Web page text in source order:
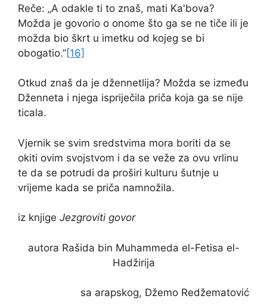
Reče: „A odakle ti to znaš, mati Ka'bova?
Možda je govorio o onome što ga se ne tiče ili je
možda bio škrt u imetku od kojeg se bi
obogatio.”[16]
Otkud znaš da je džennetlija? Možda se između
Dženneta i njega ispriječila priča koja ga se nije
ticala.
Vjernik se svim sredstvima mora boriti da se
okiti ovim svojstvom i da se veže za ovu vrlinu
te da se potrudi da proširi kulturu šutnje u
vrijeme kada se priča namnožila.
iz knjige Jezgroviti govor
autora Rašida bin Muhammeda el-Fetisa el-
Hadžirija
sa arapskog, Džemo Redžematović